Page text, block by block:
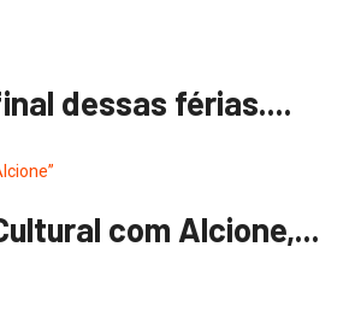
dessas férias....
com Alcione,...